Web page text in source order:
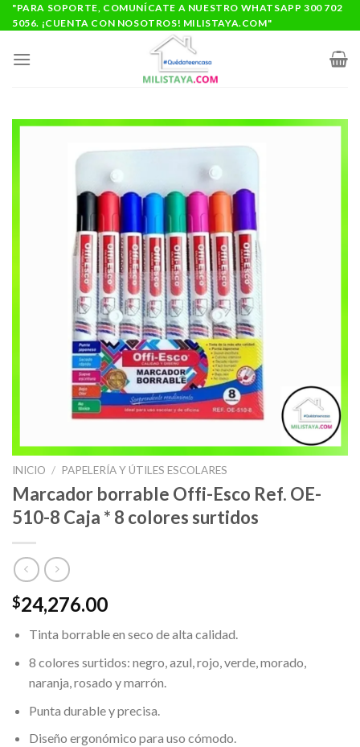
Saltar
al
"PARA SOPORTE, COMUNÍCATE A NUESTRO WHATSAPP 300 702
5056. ¡CUENTA CON NOSOTROS! MILISTAYA.COM"
INICIO / PAPELERÍA Y ÚTILES ESCOLARES
Marcador borrable Offi-Esco Ref. OE-
510-8 Caja * 8 colores surtidos
$24,276.00
Tinta borrable en seco de alta calidad.
8 colores surtidos: negro, azul, rojo, verde, morado,
naranja, rosado y marrón.
Punta durable y precisa.
Diseño ergonómico para uso cómodo.